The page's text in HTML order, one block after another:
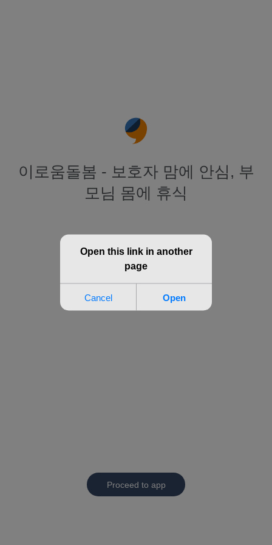
이로움돌봄 - 보호자 맘에 안심, 부
모님 몸에 휴식
Proceed to app